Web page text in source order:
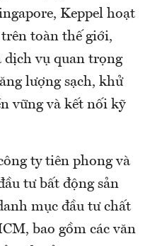
Keppel hoạt
toàn thế giới,
dịch vụ quan trọng
lượng sạch, khử
vững và kết nối kỹ
ty tiên phong và
tư bất động sản
mục đầu tư chất
bao gồm các văn